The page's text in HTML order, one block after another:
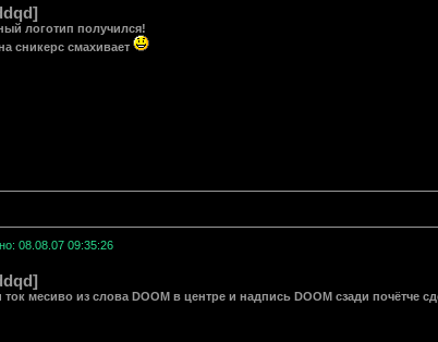
логотип получился!
сникерс смахивает
08.08.07 09:35:26
ток месиво из слова DOOM в центре и надпись DOOM сзади почётче